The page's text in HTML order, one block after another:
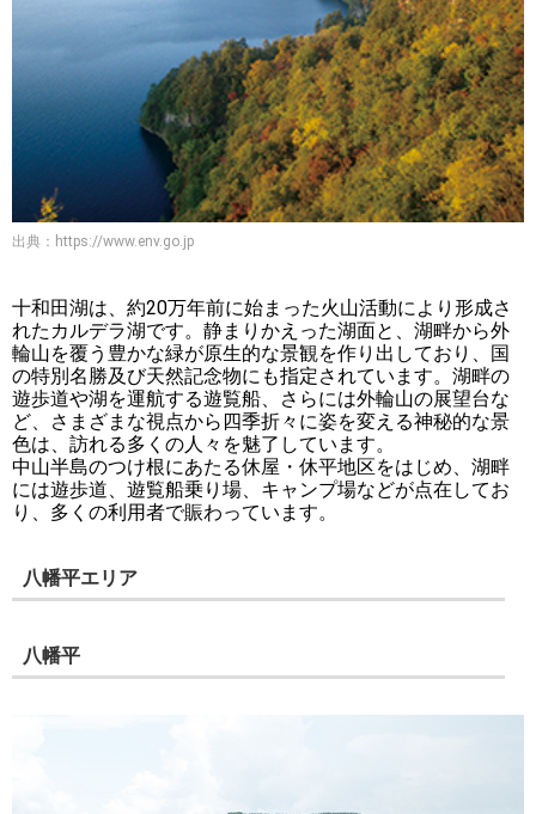
出典： https://www.env.go.jp
十和田湖は、約20万年前に始まった火山活動により形成さ
れたカルデラ湖です。静まりかえった湖面と、湖畔から外
輪山を覆う豊かな緑が原生的な景観を作り出しており、国
の特別名勝及び天然記念物にも指定されています。湖畔の
遊歩道や湖を運航する遊覧船、さらには外輪山の展望台な
ど、さまざまな視点から四季折々に姿を変える神秘的な景
色は、訪れる多くの人々を魅了しています。
中山半島のつけ根にあたる休屋・休平地区をはじめ、湖畔
には遊歩道、遊覧船乗り場、キャンプ場などが点在してお
り、多くの利用者で賑わっています。
八幡平エリア
八幡平